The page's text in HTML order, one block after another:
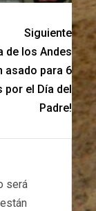
Siguiente
de los Andes
asado para 6
por el Día del
Padre!
será